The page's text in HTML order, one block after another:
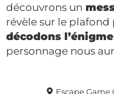
découvrons un
révèle sur le
décodons l’énigme
personnage nous
Escape